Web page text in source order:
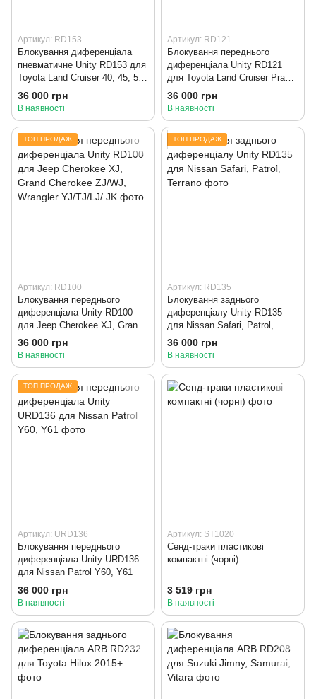
Артикул: RD153
Блокування диференціала
пневматичне Unity RD153 для
Toyota Land Cruiser 40, 45, 55,
36 000 грн
В наявності
Артикул: RD121
Блокування переднього
диференціала Unity RD121
для Toyota Land Cruiser Prado
120, 150, 4Runner, Fortuner,
Tacoma, FJ Cruiser, Hilux,
36 000 грн
В наявності
ТОП ПРОДАЖ
Артикул: RD100
Блокування переднього
диференціала Unity RD100
для Jeep Cherokee XJ, Grand
Cherokee ZJ/WJ, Wrangler
YJ/TJ/LJ/ JK
36 000 грн
В наявності
ТОП ПРОДАЖ
Артикул: RD135
Блокування заднього
диференціалу Unity RD135
для Nissan Safari, Patrol,
Terrano
36 000 грн
В наявності
ТОП ПРОДАЖ
Артикул: URD136
Блокування переднього
диференціала Unity URD136
для Nissan Patrol Y60, Y61
36 000 грн
В наявності
Артикул: ST1020
Cенд-траки пластикові
компактні (чорні)
3 519 грн
В наявності